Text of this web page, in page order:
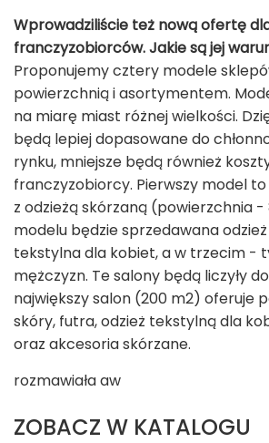
Wprowadziliście też nową ofertę
franczyzobiorców. Jakie są jej
Proponujemy cztery modele
powierzchnią i asortymentem.
na miarę miast różnej wielkości.
będą lepiej dopasowane do
rynku, mniejsze będą również
franczyzobiorcy. Pierwszy model to
z odzieżą skórzaną (powierzchnia -
modelu będzie sprzedawana
tekstylna dla kobiet, a w trzecim -
mężczyzn. Te salony będą liczyły
największy salon (200 m2) oferuje
skóry, futra, odzież tekstylną dla
oraz akcesoria skórzane.
rozmawiała aw
ZOBACZ W KATALOGU